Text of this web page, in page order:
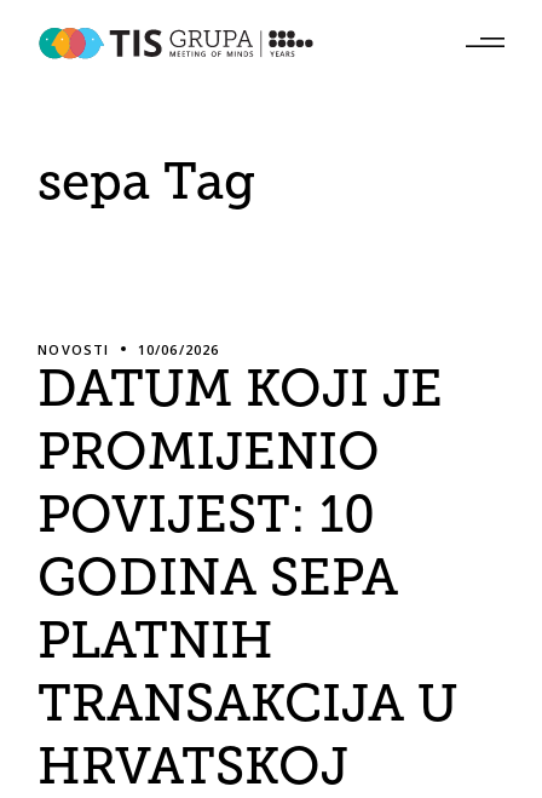
sepa Tag
NOVOSTI 10/06/2026
DATUM KOJI JE
PROMIJENIO
POVIJEST: 10
GODINA SEPA
PLATNIH
TRANSAKCIJA U
HRVATSKOJ